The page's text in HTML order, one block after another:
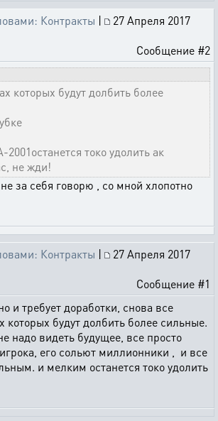
Контракты |
27 Апреля 2017
Сообщение #2
которых будут долбить более
2001останется токо удолить ак
не жди!
за себя говорю , со мной хлопотно
Контракты |
27 Апреля 2017
Сообщение #1
и требует доработки, снова все
которых будут долбить более сильные.
будущее, все просто
его сольют миллионники , и все
и мелким останется токо удолить